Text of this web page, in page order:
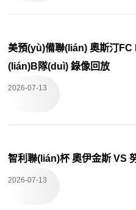
美預(yù)備聯(lián) 奧斯汀
(lián)B隊(duì) 錄像回放
2026-07-13
智利聯(lián)杯 奧伊金斯 VS
2026-07-13